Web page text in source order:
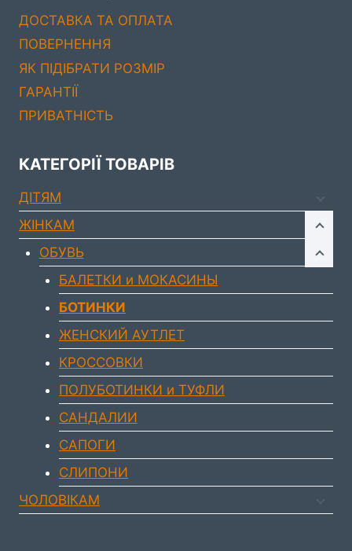
ДОСТАВКА ТА ОПЛАТА
ПОВЕРНЕННЯ
ЯК ПІДІБРАТИ РОЗМІР
ГАРАНТІЇ
ПРИВАТНІСТЬ
КАТЕГОРІЇ ТОВАРІВ
ДIТЯМ
ЖIНКАМ
ОБУВЬ
БАЛЕТКИ и МОКАСИНЫ
БОТИНКИ
ЖЕНСКИЙ АУТЛЕТ
КРОССОВКИ
ПОЛУБОТИНКИ и ТУФЛИ
САНДАЛИИ
САПОГИ
СЛИПОНИ
ЧОЛОВIКАМ